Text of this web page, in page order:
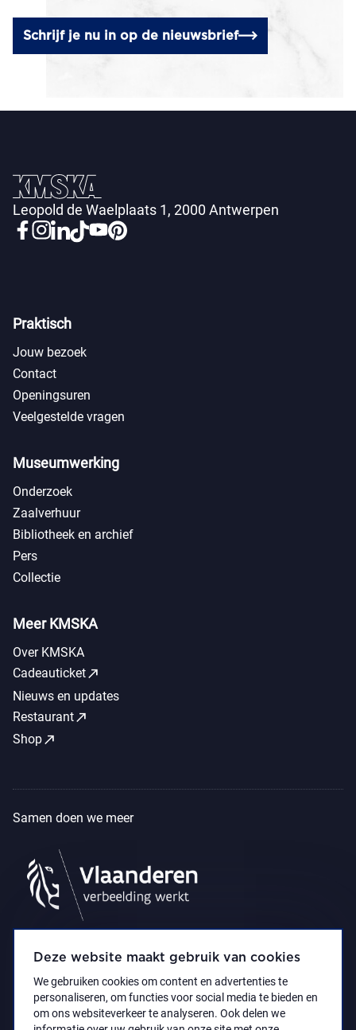
Deze website maakt gebruik van cookies
We gebruiken cookies om content en advertenties te
personaliseren, om functies voor social media te bieden en
om ons websiteverkeer te analyseren. Ook delen we
Schrijf je nu in op de nieuwsbrief
Leopold de Waelplaats 1, 2000 Antwerpen
Praktisch
Jouw bezoek
Contact
Openingsuren
Veelgestelde vragen
Museumwerking
Onderzoek
Zaalverhuur
Bibliotheek en archief
Pers
Collectie
Meer KMSKA
Over KMSKA
Cadeauticketcall_made
Nieuws en updates
Restaurantcall_made
Shopcall_made
Samen doen we meer